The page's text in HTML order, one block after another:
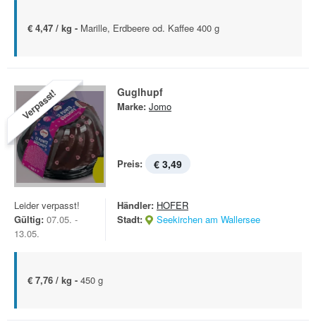
€ 4,47 / kg - Marille, Erdbeere od. Kaffee 400 g
Verpasst! Guglhupf
Marke: Jomo
Preis: € 3,49
Leider verpasst!
Gültig: 07.05. -
13.05.
Händler: HOFER
Stadt:
Seekirchen am Wallersee
€ 7,76 / kg - 450 g